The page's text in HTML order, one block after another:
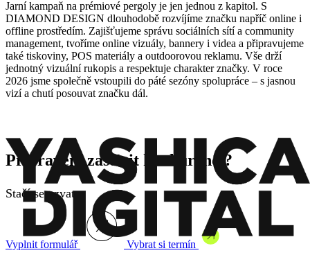
Jarní kampaň na prémiové pergoly je jen jednou z kapitol. S
DIAMOND DESIGN dlouhodobě rozvíjíme značku napříč online i
offline prostředím. Zajišťujeme správu sociálních sítí a community
management, tvoříme online vizuály, bannery i videa a připravujeme
také tiskoviny, POS materiály a outdoorovou reklamu. Vše drží
jednotný vizuální rukopis a respektuje charakter značky. V roce
2026 jsme společně vstoupili do páté sezóny spolupráce – s jasnou
vizí a chutí posouvat značku dál.
Připraveni zastínit konkurenci?
Stačí se ozvat.
Vyplnit formulář Vybrat si termín